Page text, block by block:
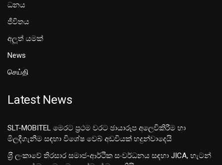
ධනය
ජීවිතය
අලූත් යමක්
News
செய்தி
Latest News
SLT-MOBITEL මෙරට ප්‍රථම වරට ඡායාරූප අලෙවිකිරීම හා
මිලදීගැනීම සඳහා විශේෂ වෙබ් අඩවියක් හදුන්වාදෙයි
ශ‍්‍රී ලංකාවේ තිරසාර සමාජ-ආර්ථික සංවර්ධනය සඳහා JICA, හැටන්